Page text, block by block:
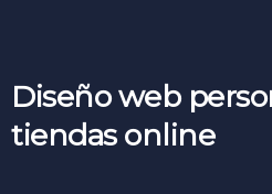
Diseño web
tiendas online